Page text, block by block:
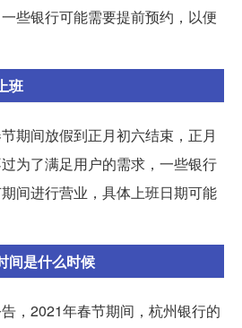
些银行可能需要提前预约，以便
班
期间放假到正月初六结束，正月
为了满足用户的需求，一些银行
间进行营业，具体上班日期可能
间是什么时候
，2021年春节期间，杭州银行的